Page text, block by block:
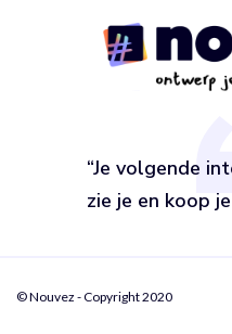
“Je volgende
zie je en koop
© Nouvez - Copyright 2020